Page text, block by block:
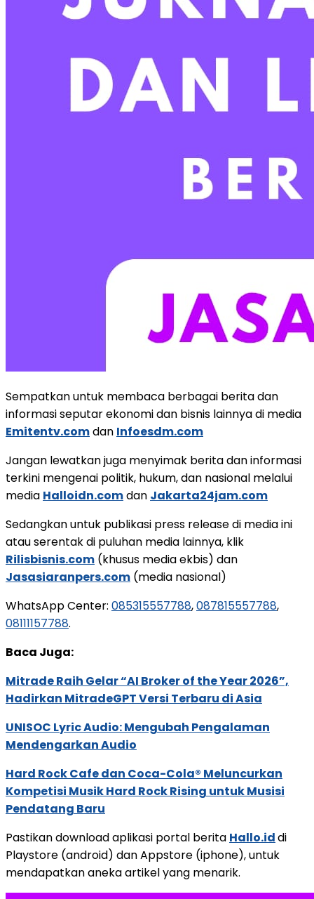
Sempatkan untuk membaca berbagai berita dan
informasi seputar ekonomi dan bisnis lainnya di media
Emitentv.comdan Infoesdm.com
Jangan lewatkan juga menyimak berita dan informasi
terkini mengenai politik, hukum, dan nasional melalui
media Halloidn.comdan Jakarta24jam.com
Sedangkan untuk publikasi press release di media ini
atau serentak di puluhan media lainnya, klik
Rilisbisnis.com (khusus media ekbis) dan
Jasasiaranpers.com (media nasional)
WhatsApp Center: 085315557788,087815557788,
08111157788.
Baca Juga:
Mitrade Raih Gelar “AI Broker of the Year 2026”,
Hadirkan MitradeGPT Versi Terbaru di Asia
UNISOC Lyric Audio: Mengubah Pengalaman
Mendengarkan Audio
Hard Rock Cafe dan Coca-Cola® Meluncurkan
Kompetisi Musik Hard Rock Rising untuk Musisi
Pendatang Baru
Pastikan download aplikasi portal berita Hallo.iddi
Playstore (android) dan Appstore (iphone), untuk
mendapatkan aneka artikel yang menarik.